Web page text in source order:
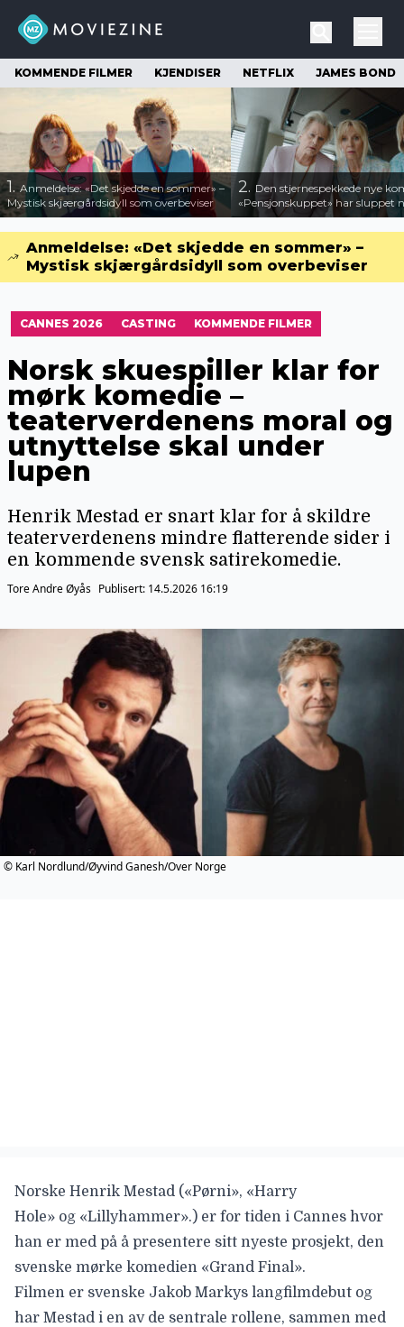
KOMMENDE FILMER KJENDISER NETFLIX JAMES BOND
1.Anmeldelse: «Det skjedde en sommer» –
Mystisk skjærgårdsidyll som overbeviser
2. Den stjernespekkede nye
«Pensjonskuppet» har sluppet
Anmeldelse: «Det skjedde en sommer» –
Mystisk skjærgårdsidyll som overbeviser
CANNES 2026 CASTING KOMMENDE FILMER
Norsk skuespiller klar for
mørk komedie –
teaterverdenens moral og
utnyttelse skal under
lupen
Henrik Mestad er snart klar for å skildre
teaterverdenens mindre flatterende sider i
en kommende svensk satirekomedie.
Tore Andre Øyås Publisert: 14.5.2026 16:19
© Karl Nordlund/Øyvind Ganesh/Over Norge
Norske Henrik Mestad («Pørni», «Harry
Hole» og «Lillyhammer».) er for tiden i Cannes hvor
han er med på å presentere sitt nyeste prosjekt, den
svenske mørke komedien «Grand Final».
Filmen er svenske Jakob Markys langfilmdebut og
har Mestad i en av de sentrale rollene, sammen med